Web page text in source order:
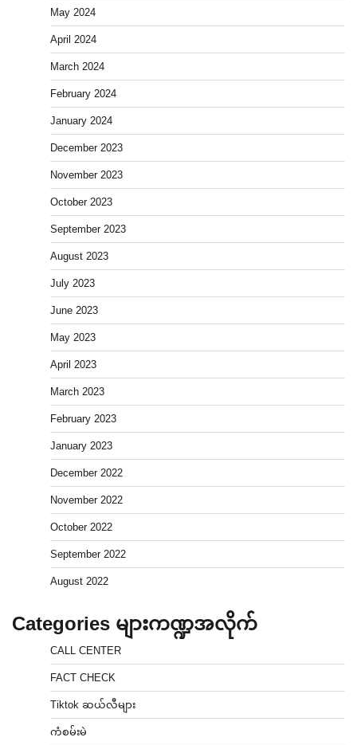
May 2024
April 2024
March 2024
February 2024
January 2024
December 2023
November 2023
October 2023
September 2023
August 2023
July 2023
June 2023
May 2023
April 2023
March 2023
February 2023
January 2023
December 2022
November 2022
October 2022
September 2022
August 2022
Categories များကဏ္ဍအလိုက်
CALL CENTER
FACT CHECK
Tiktok ဆယ်လီများ
ကံစမ်းမဲ